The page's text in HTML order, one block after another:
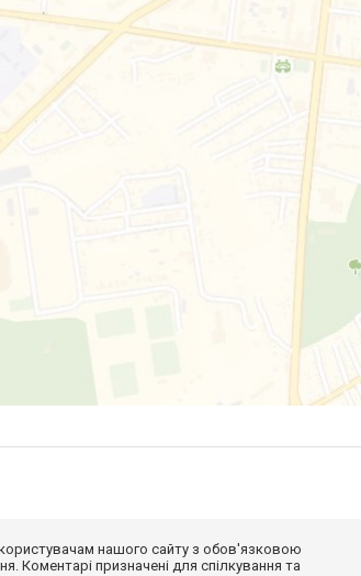
нашого сайту з обов'язковою
Коментарі призначені для спілкування та